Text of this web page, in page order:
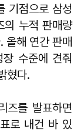
기점으로 삼성
의 누적 판매량
해 연간 판매
수준에 견줘
혔다.
즈를 발표하면
로 내건 바 있